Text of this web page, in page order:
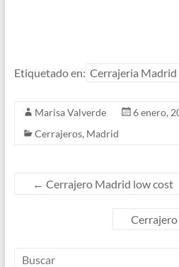
Etiquetado en: Cerrajeria Madrid
Marisa Valverde
6 enero,
Cerrajeros, Madrid
← Cerrajero Madrid low cost